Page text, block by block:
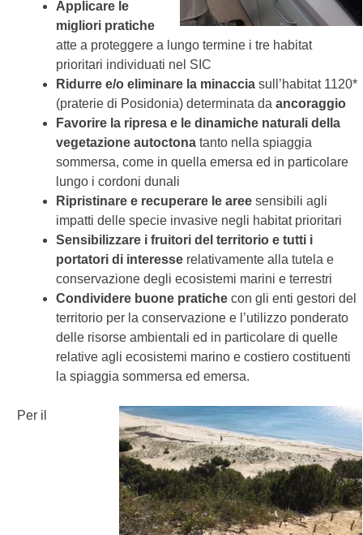
Applicare le
migliori pratiche
atte a proteggere a lungo termine i tre habitat
prioritari individuati nel SIC
Ridurre e/o eliminare la minaccia sull’habitat 1120*
(praterie di Posidonia) determinata daancoraggio
Favorire la ripresa e le dinamiche naturali della
vegetazione autoctona tanto nella spiaggia
sommersa, come in quella emersa ed in particolare
lungo i cordoni dunali
Ripristinare e recuperare le aree sensibili agli
impatti delle specie invasive negli habitat prioritari
Sensibilizzare i fruitori del territorio e tutti i
portatori di interesse relativamente alla tutela e
conservazione degli ecosistemi marini e terrestri
Condividere buone pratiche con gli enti gestori del
territorio per la conservazione e l’utilizzo ponderato
delle risorse ambientali ed in particolare di quelle
relative agli ecosistemi marino e costiero costituenti
la spiaggia sommersa ed emersa.
Per il